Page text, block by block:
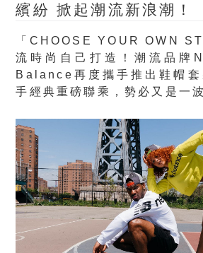
繽紛 掀起潮流新浪潮！
「CHOOSE YOUR OWN
流時尚自己打造！潮流品牌
Balance再度攜手推出鞋帽套
手經典重磅聯乘，勢必又是一